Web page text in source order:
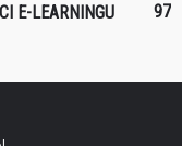
E-LEARNINGU
97